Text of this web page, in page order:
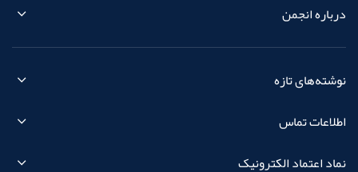
درباره انجمن
نوشته‌های تازه
اطلاعات تماس
نماد اعتماد الکترونیک